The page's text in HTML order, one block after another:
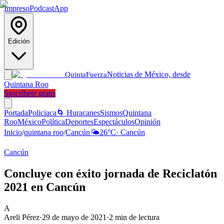
ImpresoPodcastApp
Edición
QuintaFuerzaNoticias de México, desde
Quintana Roo
Suscríbete gratis
PortadaPoliciaca 🌀 HuracanesSismosQuintana
RooMéxicoPolíticaDeportesEspectáculosOpinión
Inicio/quintana roo/Cancún🌤️26°C· Cancún
Cancún
Concluye con éxito jornada de Reciclatón
2021 en Cancún
A
Areli Pérez·29 de mayo de 2021 ·2 min de lectura